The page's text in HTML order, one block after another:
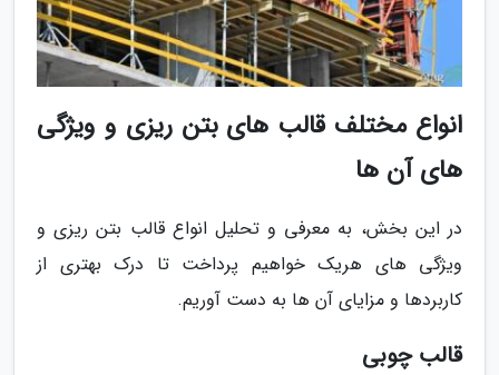
انواع مختلف قالب های بتن ریزی و ویژگی
های آن ها
در این بخش، به معرفی و تحلیل انواع قالب بتن ریزی و
ویژگی های هریک خواهیم پرداخت تا درک بهتری از
کاربردها و مزایای آن ها به دست آوریم.
قالب چوبی